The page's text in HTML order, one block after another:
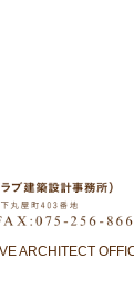
ARCHITECT